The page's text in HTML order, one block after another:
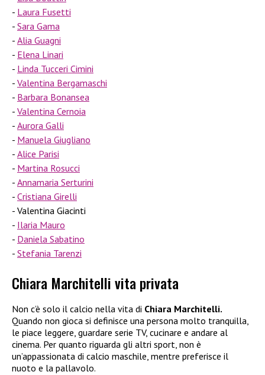
Laura Fusetti
Sara Gama
Alia Guagni
Elena Linari
Linda Tucceri Cimini
Valentina Bergamaschi
Barbara Bonansea
Valentina Cernoia
Aurora Galli
Manuela Giugliano
Alice Parisi
Martina Rosucci
Annamaria Serturini
Cristiana Girelli
Valentina Giacinti
Ilaria Mauro
Daniela Sabatino
Stefania Tarenzi
Chiara Marchitelli vita privata
Non c’è solo il calcio nella vita di Chiara Marchitelli.
Quando non gioca si definisce una persona molto tranquilla,
le piace leggere, guardare serie TV, cucinare e andare al
cinema. Per quanto riguarda gli altri sport, non è
un’appassionata di calcio maschile, mentre preferisce il
nuoto e la pallavolo.